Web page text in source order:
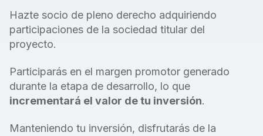
Hazte socio de pleno derecho adquiriendo
participaciones de la sociedad titular del
proyecto.
Participarás en el margen promotor generado
durante la etapa de desarrollo, lo que
incrementará el valor de tu inversión.
Manteniendo tu inversión, disfrutarás de la